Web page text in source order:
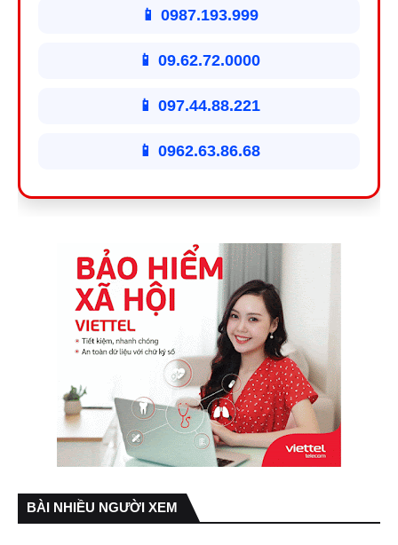
📱 0987.193.999
📱 09.62.72.0000
📱 097.44.88.221
📱 0962.63.86.68
BÀI NHIỀU NGƯỜI XEM